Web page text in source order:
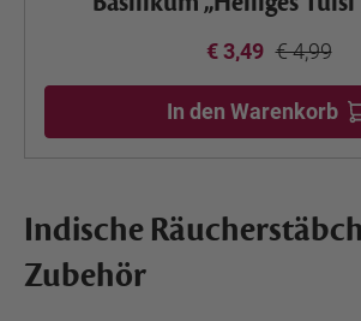
€ 3,49 € 4,99
In den Warenkorb
Indische
Zubehör